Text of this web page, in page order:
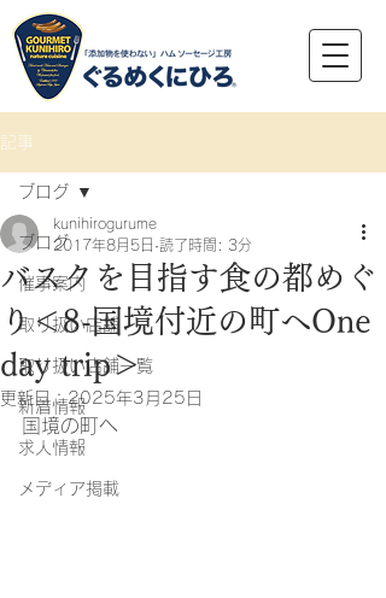
記事
ブログ
催事案内
取り扱い店舗
取り扱い店舗一覧
新着情報
求人情報
メディア掲載
ブログ
バスクを目指す食の都めぐ
り＜8-国境付近の町へOne
day trip＞
kunihirogurume
2017年8月5日 読了時間: 3分
更新日：2025年3月25日
国境の町へ